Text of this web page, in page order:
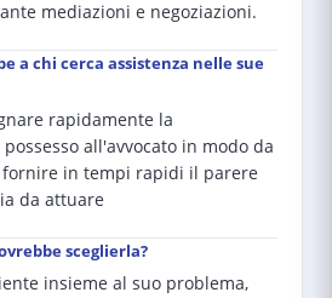
mediazioni e negoziazioni.
a chi cerca assistenza nelle sue
rapidamente la
all'avvocato in modo da
fornire in tempi rapidi il parere
da attuare
sceglierla?
insieme al suo problema,